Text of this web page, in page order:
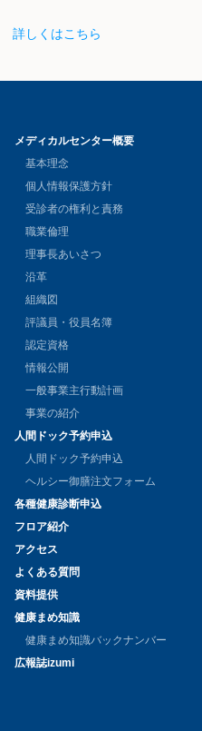
詳しくはこちら
メディカルセンター概要
基本理念
個人情報保護方針
受診者の権利と責務
職業倫理
理事長あいさつ
沿革
組織図
評議員・役員名簿
認定資格
情報公開
一般事業主行動計画
事業の紹介
人間ドック予約申込
人間ドック予約申込
ヘルシー御膳注文フォーム
各種健康診断申込
フロア紹介
アクセス
よくある質問
資料提供
健康まめ知識
健康まめ知識バックナンバー
広報誌izumi